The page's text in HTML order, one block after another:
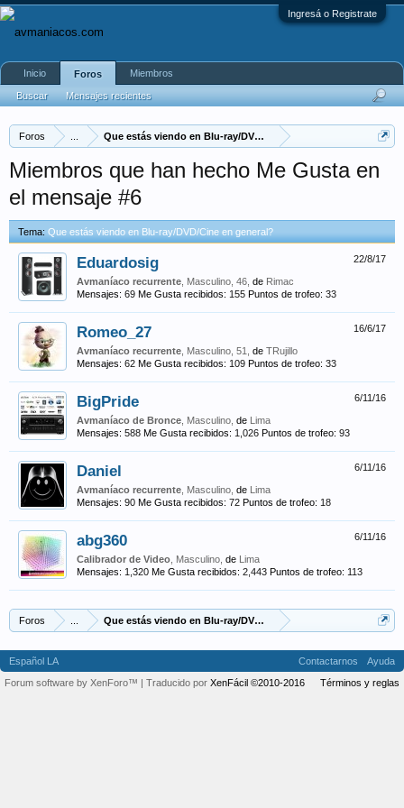
Ingresá o Registrate
Foros Que estás viendo en Blu-ray/DVD/Cine en general?
Miembros que han hecho Me Gusta en
el mensaje #6
Tema: Que estás viendo en Blu-ray/DVD/Cine en general?
22/8/17
Eduardosig
Avmaníaco recurrente , Masculino, 46, de Rimac
Mensajes: 69 Me Gusta recibidos: 155 Puntos de trofeo: 33
16/6/17
Romeo_27
Avmaníaco recurrente , Masculino, 51, de TRujillo
Mensajes: 62 Me Gusta recibidos: 109 Puntos de trofeo: 33
6/11/16
BigPride
Avmaníaco de Bronce , Masculino, de Lima
Mensajes: 588 Me Gusta recibidos: 1,026 Puntos de trofeo: 93
6/11/16
Daniel
Avmaníaco recurrente , Masculino, de Lima
Mensajes: 90 Me Gusta recibidos: 72 Puntos de trofeo: 18
6/11/16
abg360
Calibrador de Video , Masculino, de Lima
Mensajes: 1,320 Me Gusta recibidos: 2,443 Puntos de trofeo: 113
Foros Que estás viendo en Blu-ray/DVD/Cine en general?
Inicio
Foros
Buscar
Mensajes recientes
Miembros
Español LA Contactarnos
Ayuda
Términos y reglas
Forum software by XenForo™ | Traducido por XenFácil ©2010-2016